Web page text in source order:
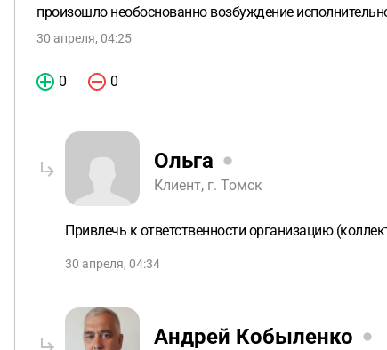
произошло необоснованно возбуждение
30 апреля, 04:25
0 0
Ольга
Клиент, г. Томск
Привлечь к ответственности организацию
30 апреля, 04:34
Андрей Кобыленко